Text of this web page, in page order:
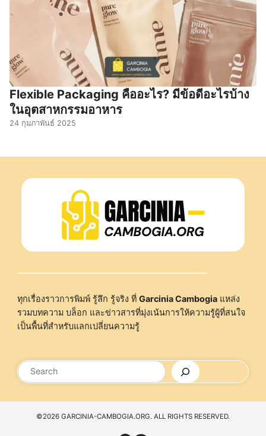
Flexible Packaging คืออะไร? มีข้อดีอะไรบ้าง
ในอุตสาหกรรมอาหาร
24 กุมภาพันธ์ 2025
ทุกเรื่องราวการพิมพ์ รู้ลึก รู้จริง ที่Garcinia Cambogia แหล่ง
รวมบทความ บล็อก และข่าวสารที่มุ่งเน้นการให้ความรู้ผู้ที่สนใจ
เป็นพื้นที่สำหรับแลกเปลี่ยนความรู้
ค้นหา
©2026 GARCINIA-CAMBOGIA.ORG. ALL RIGHTS RESERVED.